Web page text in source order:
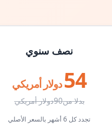
نصف سنوي
54 دولار أمريكي
بدلا من90دولار أمريكي
تجدد كل 6 أشهر بالسعر الأصلي